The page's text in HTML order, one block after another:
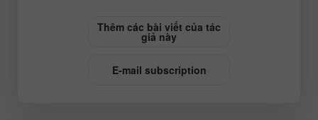
Thêm các bài viết của tác
giả này
E-mail subscription